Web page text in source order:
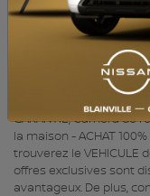
NUMÉRO DE STOCK :
GARANTIE, Caméra de
la maison - ACHAT
trouverez le VEHICULE
offres exclusives sont
avantageux. De plus,